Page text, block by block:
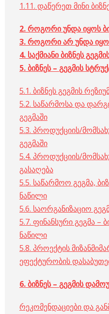
1.11. დაწერეთ მინი
2.როგორიუნდაიყოს
3.როგორიარუნდა
4. საქმიანიბიზნეს
5.ბიზნეს– გეგმის
5.1. ბიზნეს გეგმის
5.2. საწარმოსა და
გეგმაში
5.3. პროდუქციის/
გეგმაში
5.4. პროდუქციის/
გასაღება
5.5. საწარმოო გეგმა,
ნაწილი
5.6. საორგანიზაციო
5.7. ფინანსური გეგმა –
ნაწილი
5.8. პროექტის
ეფექტურობის
6.ბიზნეს– გეგმის
რეკომენდაციები და